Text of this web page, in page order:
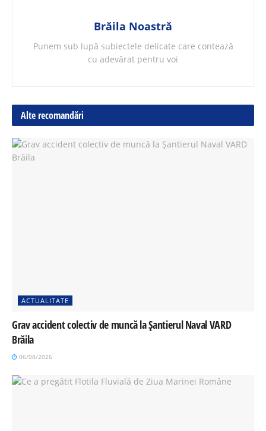
Brăila Noastră
Punem sub lupă subiectele delicate care contează
cu adevărat pentru voi
Alte recomandări
ACTUALITATE
Grav accident colectiv de muncă la Șantierul Naval VARD
Brăila
06/08/2026